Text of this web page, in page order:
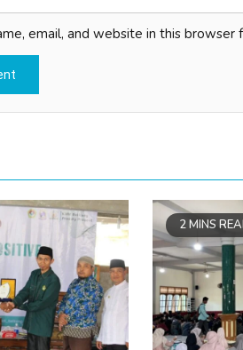
email, and website in this
2 MINS